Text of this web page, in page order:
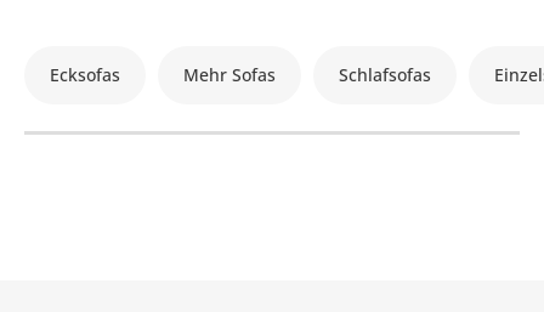
Ecksofas Mehr Sofas Schlafsofas